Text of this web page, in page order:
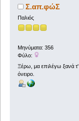
Σ.απ.φώΣ
Παλιός
Μηνύματα: 356
Φύλο:
Ξέρω, μα επιλέγω ξανά τ'
όνειρο.